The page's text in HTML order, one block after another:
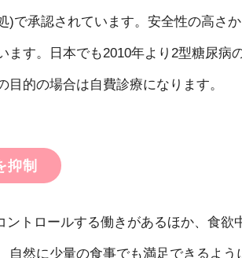
)で承認されています。安全性の高さ
ます。日本でも2010年より2型糖尿
目的の場合は自費診療になります。
抑制
ントロールする働きがあるほか、食
自然に少量の食事でも満足できるよう